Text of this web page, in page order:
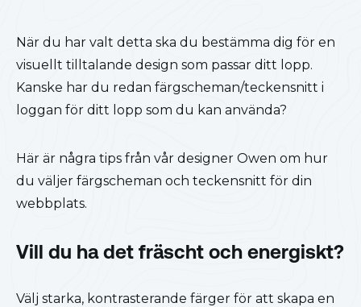
När du har valt detta ska du bestämma dig för en
visuellt tilltalande design som passar ditt lopp.
Kanske har du redan färgscheman/teckensnitt i
loggan för ditt lopp som du kan använda?
Här är några tips från vår designer Owen om hur
du väljer färgscheman och teckensnitt för din
webbplats.
Vill du ha det fräscht och energiskt?
Välj starka, kontrasterande färger för att skapa en